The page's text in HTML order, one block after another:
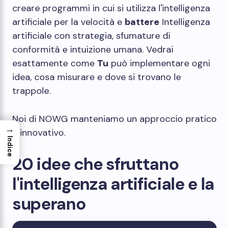
creare programmi in cui si utilizza l'intelligenza
artificiale per la velocità e battere Intelligenza
artificiale con strategia, sfumature di
conformità e intuizione umana. Vedrai
esattamente come Tu può implementare ogni
idea, cosa misurare e dove si trovano le
trappole.
Noi di NOWG manteniamo un approccio pratico
e innovativo.
20 idee che sfruttano
l'intelligenza artificiale e la
superano
→
Indice